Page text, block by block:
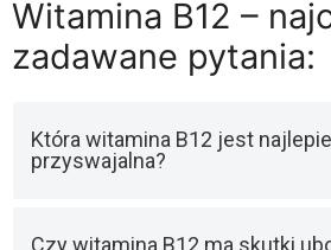
Witamina B12 –
zadawane pytania:
Która witamina B12 jest
przyswajalna?
Czy witamina B12 ma skutki